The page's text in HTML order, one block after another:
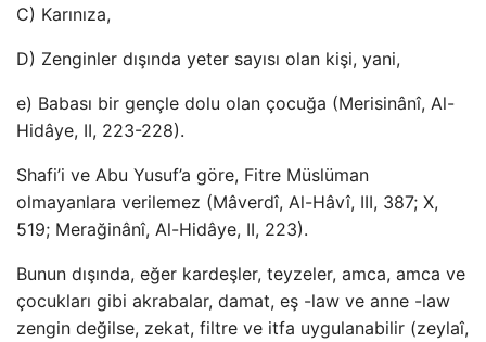
C) Karınıza,
D) Zenginler dışında yeter sayısı olan kişi, yani,
e) Babası bir gençle dolu olan çocuğa (Merisinânî, Al-
Hidâye, II, 223-228).
Shafi’i ve Abu Yusuf’a göre, Fitre Müslüman
olmayanlara verilemez (Mâverdî, Al-Hâvî, III, 387; X,
519; Merağinânî, Al-Hidâye, II, 223).
Bunun dışında, eğer kardeşler, teyzeler, amca, amca ve
çocukları gibi akrabalar, damat, eş -law ve anne -law
zengin değilse, zekat, filtre ve itfa uygulanabilir (zeylaî,